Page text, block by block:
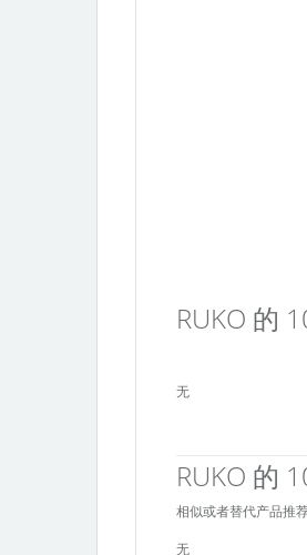
RUKO 的
无
RUKO 的
相似或者替代产品推
无